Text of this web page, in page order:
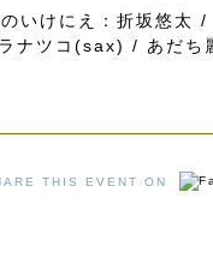
いけにえ：折坂悠太
ナツコ(sax) / あだち
THIS EVENT ON